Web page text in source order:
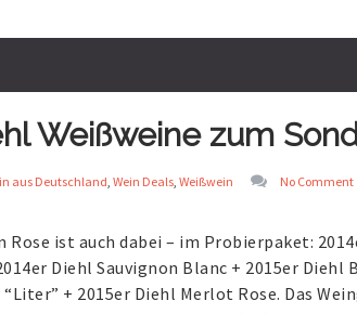
Weißweine zum
aus Deutschland, Wein Deals, Weißwein No Comment
Rose ist auch dabei – im Probierpaket:
Diehl Sauvignon Blanc + 2015er Diehl
+ 2015er Diehl Merlot Rose. Das